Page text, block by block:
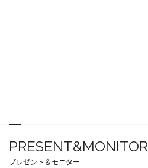
PRESENT&MONITOR
プレゼント＆モニター